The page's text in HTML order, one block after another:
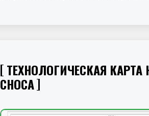
ТЕХНОЛОГИЧЕСКАЯ
СНОСА